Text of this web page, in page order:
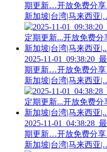
期更新…开放免费分享
新加坡|台湾|马来西亚
2025-11-
期更新…开放免费分享
新加坡|台湾|马来西亚
2025-11-
期更新…开放免费分享
新加坡|台湾|马来西亚